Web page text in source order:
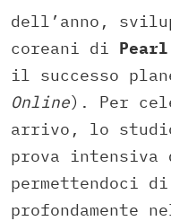
dell’anno,
coreani di Pearl
il successo
Online). Per
arrivo, lo
prova intensiva
permettendoci
profondamente